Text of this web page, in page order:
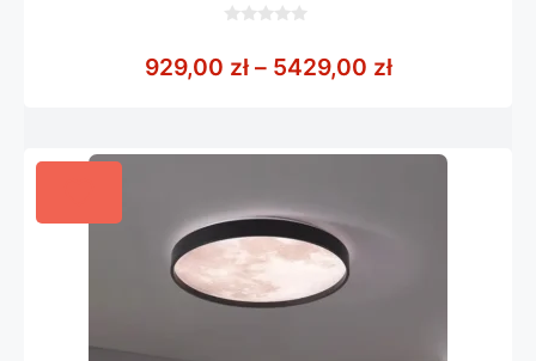
5
929,00 zł – 5429,00 złZakres cen: